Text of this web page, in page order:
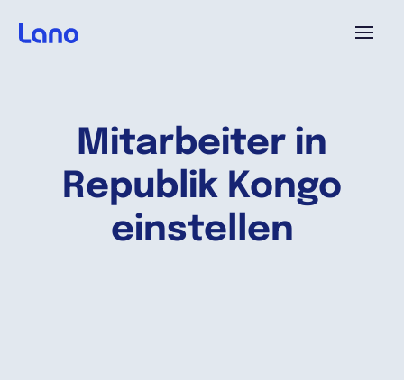
Mitarbeiter in
Republik Kongo
einstellen
Warum Lano?